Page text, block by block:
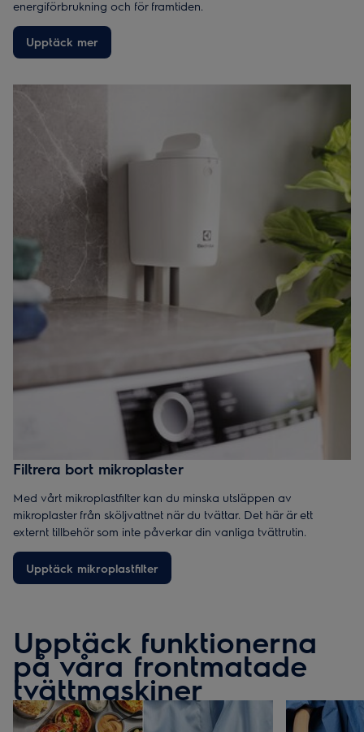
energiförbrukning och för framtiden.
Upptäck mer
Filtrera bort mikroplaster
Med vårt mikroplastfilter kan du minska utsläppen av
mikroplaster från sköljvattnet när du tvättar. Det här är ett
externt tillbehör som inte påverkar din vanliga tvättrutin.
Upptäck mikroplastfilter
Upptäck funktionerna
på våra frontmatade
tvättmaskiner